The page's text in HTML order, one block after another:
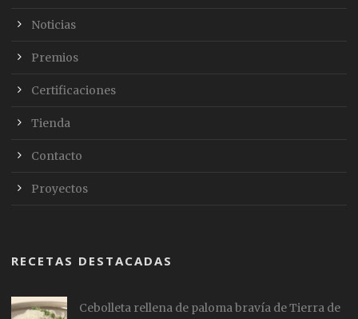
Noticias
Premios
Certificaciones
Tienda
Contacto
Proyectos
RECETAS DESTACADAS
Cebolleta rellena de paloma bravía de Tierra de